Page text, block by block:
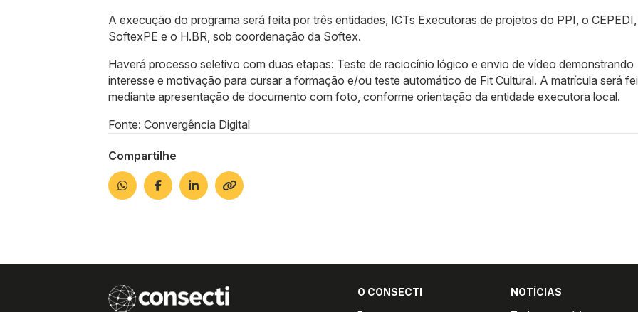
A execução do programa será feita por três entidades, ICTs Executoras de projetos do PPI, o CEPEDI,
SoftexPE e o H.BR, sob coordenação da Softex.
Haverá processo seletivo com duas etapas: Teste de raciocínio lógico e envio de vídeo demonstrando
interesse e motivação para cursar a formação e/ou teste automático de Fit Cultural. A matrícula será
mediante apresentação de documento com foto, conforme orientação da entidade executora local.
Fonte: Convergência Digital
Compartilhe
O CONSECTI
NOTÍCIAS